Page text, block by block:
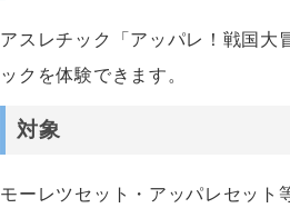
アスレチック「アッパレ！戦国大
ックを体験できます 。
対象
モーレツセット・アッパレセット